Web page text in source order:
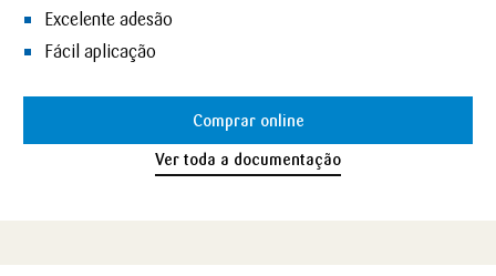
Excelente adesão
Fácil aplicação
Comprar online
Ver toda a documentação